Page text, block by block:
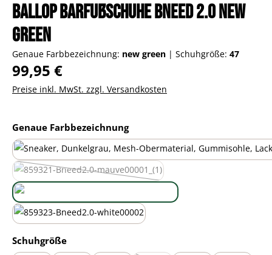
Ballop Barfußschuhe Bneed 2.0 new
green
Genaue Farbbezeichnung: new green | Schuhgröße: 47
Regulärer Preis:
99,95 €
Preise inkl. MwSt. zzgl. Versandkosten
Genaue Farbbezeichnungauswählen
mauve
(Diese Option ist zurzeit nicht verfügbar.)
new green
Schuhgrößeauswählen